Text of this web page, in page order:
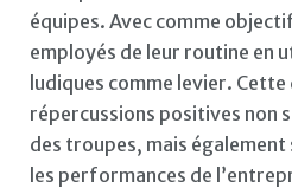
équipes. Avec comme
employés de leur routine en
ludiques comme levier. Cette
répercussions positives non
des troupes, mais
les performances de